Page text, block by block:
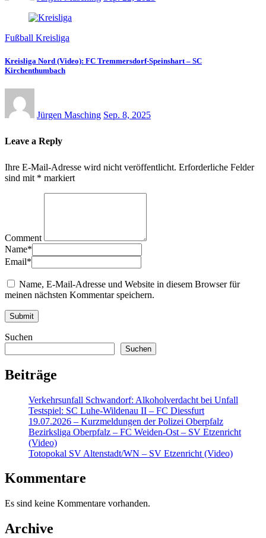
Fußball Kreisliga
Kreisliga Nord (Video): FC Tremmersdorf-Speinshart – SC
Kirchenthumbach
Jürgen Masching Sep. 8, 2025
Leave a Reply
Ihre E-Mail-Adresse wird nicht veröffentlicht. Erforderliche Felder
sind mit * markiert
Comment
Name*
Email*
Name, E-Mail-Adresse und Website in diesem Browser für
meinen nächsten Kommentar speichern.
Suchen
Suchen
Beiträge
Verkehrsunfall Schwandorf: Alkoholverdacht bei Unfall
Testspiel: SC Luhe-Wildenau II – FC Diessfurt
19.07.2026 – Kurzmeldungen der Polizei Oberpfalz
Bezirksliga Oberpfalz – FC Weiden-Ost – SV Etzenricht
(Video)
Totopokal SV Altenstadt/WN – SV Etzenricht (Video)
Kommentare
Es sind keine Kommentare vorhanden.
Archive